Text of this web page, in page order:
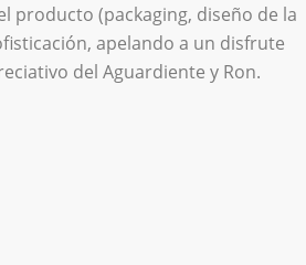
producto (packaging, diseño de la
apelando a un disfrute
del Aguardiente y Ron.